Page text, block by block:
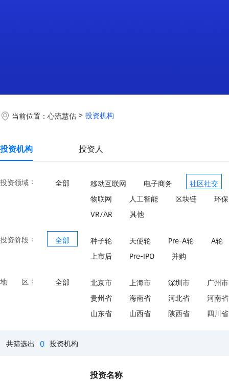
当前位置： 心流慧估 投资机构
投资机构 投资人
投资领域 ： 全部 移动互联网 电子商务
社区社交
物联网
人工智能 区块链
环保
VR/AR
其他
投资阶段 ： 全部 种子轮 天使轮 Pre-A轮
A轮
上市后
Pre-IPO 并购
地区 ： 全部 北京市 上海市 深圳市
广州市
贵州省
海南省 河北省
河南省
山东省
山西省 陕西省 四川省
共筛选出 0 投资机构
投资名称